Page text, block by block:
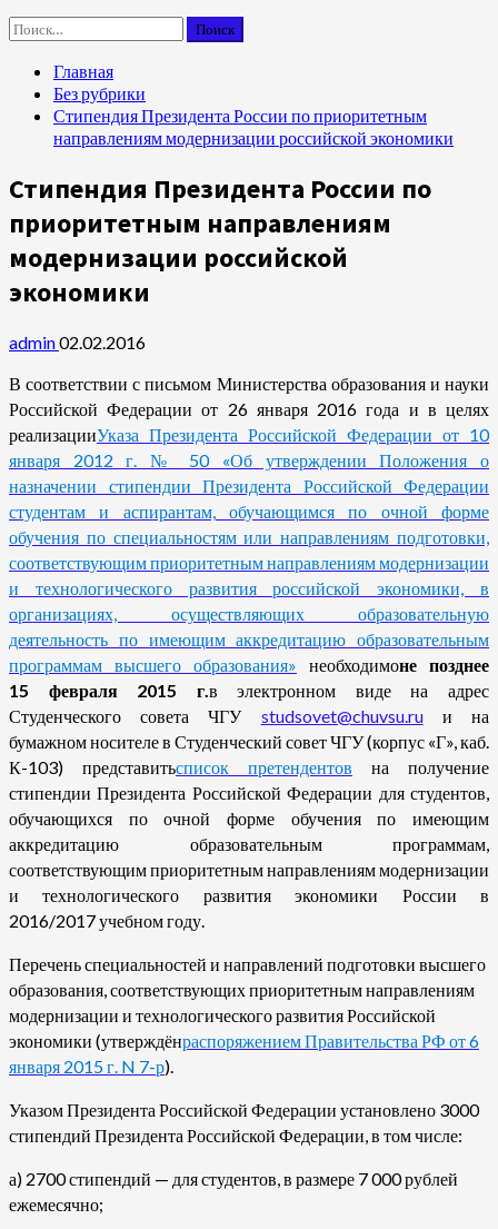
Найти:
Главная
Без рубрики
Стипендия Президента России по приоритетным
направлениям модернизации российской экономики
Стипендия Президента России по
приоритетным направлениям
модернизации российской
экономики
admin02.02.2016
В соответствии с письмом Министерства образования и науки
Российской Федерации от 26 января 2016 года и в целях
реализацииУказа Президента Российской Федерации от 10
января 2012 г. № 50 «Об утверждении Положения о
назначении стипендии Президента Российской Федерации
студентам и аспирантам, обучающимся по очной форме
обучения по специальностям или направлениям подготовки,
соответствующим приоритетным направлениям модернизации
и технологического развития российской экономики, в
организациях, осуществляющих образовательную
деятельность по имеющим аккредитацию образовательным
программам высшего образования» необходимоне позднее
15 февраля 2015 г.в электронном виде на адрес
Студенческого совета ЧГУ studsovet@chuvsu.ru
и на
бумажном носителе в Студенческий совет ЧГУ (корпус «Г», каб.
К-103) представитьсписок претендентов на получение
стипендии Президента Российской Федерации для студентов,
обучающихся по очной форме обучения по имеющим
аккредитацию образовательным программам,
соответствующим приоритетным направлениям модернизации
и технологического развития экономики России в
2016/2017 учебном году.
Перечень специальностей и направлений подготовки высшего
образования, соответствующих приоритетным направлениям
модернизации и технологического развития Российской
экономики (утверждёнраспоряжением Правительства РФ от 6
января 2015 г. N 7-р).
Указом Президента Российской Федерации установлено 3000
стипендий Президента Российской Федерации, в том числе:
а) 2700 стипендий — для студентов, в размере 7 000 рублей
ежемесячно;